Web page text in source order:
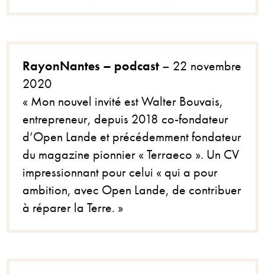
RayonNantes – podcast – 22 novembre
2020
« Mon nouvel invité est Walter Bouvais,
entrepreneur, depuis 2018 co-fondateur
d’Open Lande et précédemment fondateur
du magazine pionnier « Terraeco ». Un CV
impressionnant pour celui « qui a pour
ambition, avec Open Lande, de contribuer
à réparer la Terre. »